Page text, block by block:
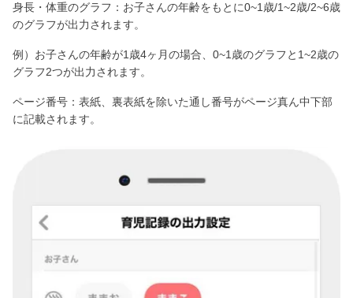
身長・体重のグラフ：お子さんの年齢をもとに0~1歳/1~2歳/2~6歳
のグラフが出力されます。
例）お子さんの年齢が1歳4ヶ月の場合、0~1歳のグラフと1~2歳の
グラフ2つが出力されます。
ページ番号：表紙、裏表紙を除いた通し番号がページ真ん中下部
に記載されます。